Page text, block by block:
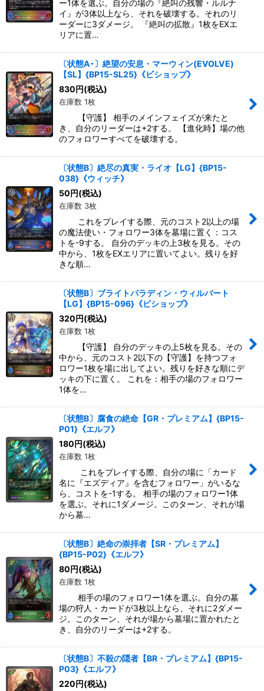
ー1体を選ぶ。自分の場の『絶叫の残響・ルルナ
イ』が3体以上なら、それを破壊する。それのリ
ーダーに3ダメージ。 『絶叫の拡散』1枚をEXエ
リアに置…
〔状態A-〕絶望の安息・マーウィン(EVOLVE)
【SL】{BP15-SL25}《ビショップ》
830円(税込)
在庫数 1枚
【守護】 相手のメインフェイズが来たと
き、自分のリーダーは+2する。 【進化時】場の他
のフォロワーすべてを破壊する。
〔状態B〕絶尽の真実・ライオ【LG】{BP15-
038}《ウィッチ》
50円(税込)
在庫数 3枚
これをプレイする際、元のコスト2以上の場
の魔法使い・フォロワー3体を墓場に置く：コス
トを-9する。 自分のデッキの上3枚を見る。その
中から、1枚をEXエリアに置いてよい。残りを好
きな順…
〔状態B〕ブライトパラディン・ウィルバート
【LG】{BP15-096}《ビショップ》
320円(税込)
在庫数 1枚
【守護】 自分のデッキの上5枚を見る。その
中から、元のコスト2以下の【守護】を持つフォ
ロワー1枚を場に出してよい。残りを好きな順にデ
ッキの下に置く。 これを：相手の場のフォロワー
1体を…
〔状態B〕腐食の絶命【GR・プレミアム】{BP15-
P01}《エルフ》
180円(税込)
在庫数 1枚
これをプレイする際、自分の場に「カード
名に『エズディア』を含むフォロワー」がいるな
ら、コストを-1する。 相手の場のフォロワー1体
を選ぶ。それに1ダメージ。このターン、それが場
から墓…
〔状態B〕絶命の崇拝者【SR・プレミアム】
{BP15-P02}《エルフ》
80円(税込)
在庫数 1枚
相手の場のフォロワー1体を選ぶ。自分の墓
場の狩人・カードが3枚以上なら、それに2ダメー
ジ。このターン、それが場から墓場に置かれたと
き、自分のリーダーは+2する。
〔状態B〕不殺の隠者【BR・プレミアム】{BP15-
P03}《エルフ》
220円(税込)